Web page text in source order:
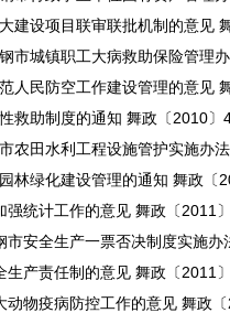
建设项目联审联批机制的意见
市城镇职工大病救助保险管理
人民防空工作建设管理的意见
救助制度的通知 舞政〔2010
农田水利工程设施管护实施办
林绿化建设管理的通知 舞政
强统计工作的意见 舞政〔2011
市安全生产一票否决制度实施
生产责任制的意见 舞政〔2011
动物疫病防控工作的意见 舞政